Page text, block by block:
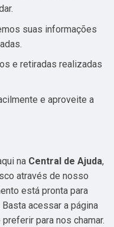
suas informações
e retiradas realizadas
e aproveite a
na Central de Ajuda,
através de nosso
está pronta para
acessar a página
para nos chamar.